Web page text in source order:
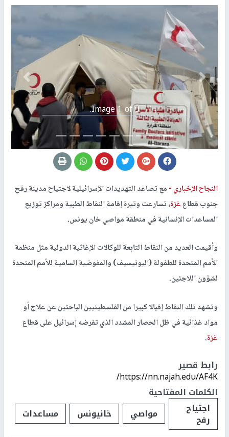
Image 1 of 9.
Previous التالي
النجاح الإخباري -مع تصاعد التهديدات الإسرائيلية لاجتياح مدينة رفح
جنوب قطاعغزة، تسارعت وتيرة إقامة النقاط الطبية ومراكز توزيع
المساعدات الإنسانية في منطقة مواصي خان يونس.
وأقيمت العديد من النقاط التابعة للوكالات الإغاثية الدولية مثل منظمة
الأمم المتحدة للطفولة (اليونيسيف) والمفوضية السامية للأمم المتحدة
لشؤون اللاجئين.
وتشهد تلك النقاط إقبالا كبيرا من الفلسطينيين الباحثين عن علاج أو
مواد غذائية في ظل الحصار المشدد الذي تفرضه إسرائيل على قطاع
غزة.
رابط قصير
https://nn.najah.edu/AF4K/
الكلمات المفتاحية
اجتياح
رفح مواصي خانيونس مساعدات